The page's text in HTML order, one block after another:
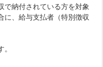
で納付されている方を対象
に、給与支払者（特別徴収